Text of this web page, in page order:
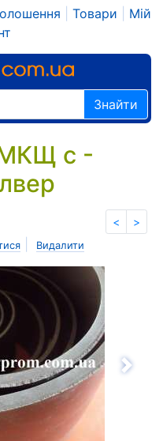
Товари
Мій
Знайти
с -
< >
Видалити